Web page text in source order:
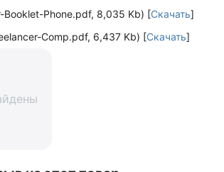
Booklet-Phone.pdf, 8,035 Kb) [Скачать]
Comp.pdf, 6,437 Kb) [Скачать]